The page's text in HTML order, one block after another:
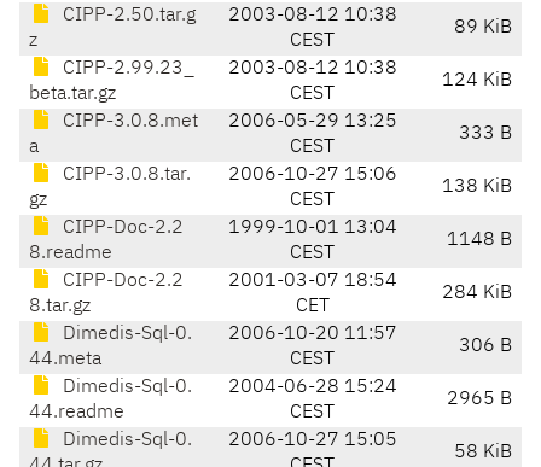
CIPP-2.50.tar.g
z
2003-08-12 10:38
CEST
89 KiB
CIPP-2.99.23_
beta.tar.gz
2003-08-12 10:38
CEST
124 KiB
CIPP-3.0.8.met
a
2006-05-29 13:25
CEST
333 B
CIPP-3.0.8.tar.
gz
2006-10-27 15:06
CEST
138 KiB
CIPP-Doc-2.2
8.readme
1999-10-01 13:04
CEST
1148 B
CIPP-Doc-2.2
8.tar.gz
2001-03-07 18:54
CET
284 KiB
Dimedis-Sql-0.
44.meta
2006-10-20 11:57
CEST
306 B
Dimedis-Sql-0.
44.readme
2004-06-28 15:24
CEST
2965 B
Dimedis-Sql-0.
2006-10-27 15:05
58 KiB